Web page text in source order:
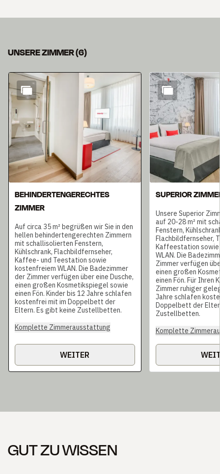
UNSERE ZIMMER(6)
Dia 1 von 6
BEHINDERTENGERECHTES
ZIMMER
Auf circa 35 m² begrüßen wir Sie in den
hellen behindertengerechten Zimmern
mit schallisolierten Fenstern,
Kühlschrank, Flachbildfernseher,
Kaffee- und Teestation sowie
kostenfreiem WLAN. Die Badezimmer
der Zimmer verfügen über eine Dusche,
einen großen Kosmetikspiegel sowie
einen Fön. Kinder bis 12 Jahre schlafen
kostenfrei mit im Doppelbett der
Eltern. Es gibt keine Zustellbetten.
Komplette Zimmerausstattung
WEITER
SUPERIOR
Unsere Superior
auf 20-28 m² mit
Fenstern,
Flachbildfernseher,
Kaffeestation
WLAN. Die
Zimmer verfügen
einen großen
einen Fön. Für Ihren
Zimmer ruhiger
Jahre schlafen
Doppelbett der
Zustellbetten.
Komplette
GUT ZU WISSEN